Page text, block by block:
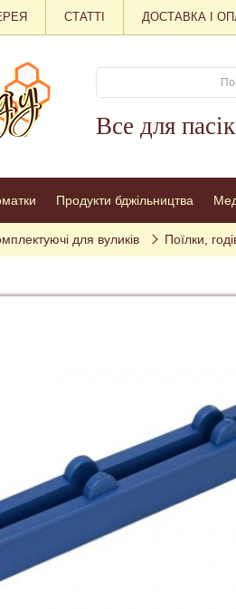
СТАТТІ ДОСТАВКА І
Все для
Продукти бджільництва
для вуликів Поїлки,